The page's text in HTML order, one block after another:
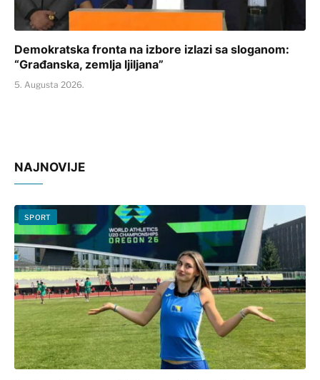
Demokratska fronta na izbore izlazi sa sloganom:
“Građanska, zemlja ljiljana”
5. Augusta 2026.
NAJNOVIJE
SPORT